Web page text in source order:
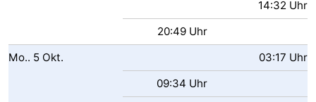
14:32 Uhr
20:49 Uhr
Mo.. 5 Okt.
03:17 Uhr
09:34 Uhr